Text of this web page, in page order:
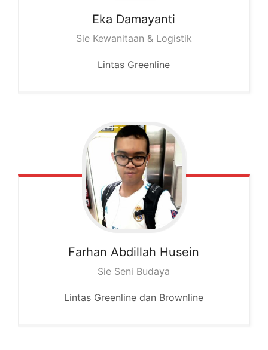
Eka Damayanti
Sie Kewanitaan & Logistik
Lintas Greenline
Farhan Abdillah Husein
Sie Seni Budaya
Lintas Greenline dan Brownline